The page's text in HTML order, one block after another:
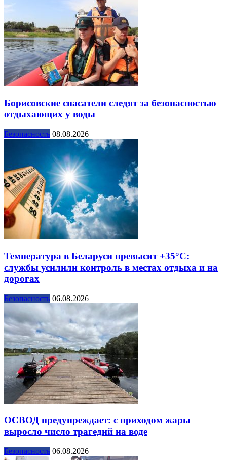
Борисовские спасатели следят за безопасностью
отдыхающих у воды
Безопасность 08.08.2026
Температура в Беларуси превысит +35°С:
службы усилили контроль в местах отдыха и на
дорогах
Безопасность 06.08.2026
ОСВОД предупреждает: с приходом жары
выросло число трагедий на воде
Безопасность 06.08.2026